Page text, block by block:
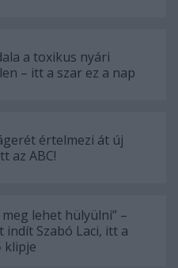
a toxikus nyári
– itt a szar ez a nap
értelmezi át új
az ABC!
lehet hülyülni” –
Szabó Laci, itt a
klipje